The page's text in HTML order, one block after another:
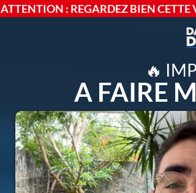
ATTENTION : REGARDEZ BIEN CETTE
🔥
A FAIRE